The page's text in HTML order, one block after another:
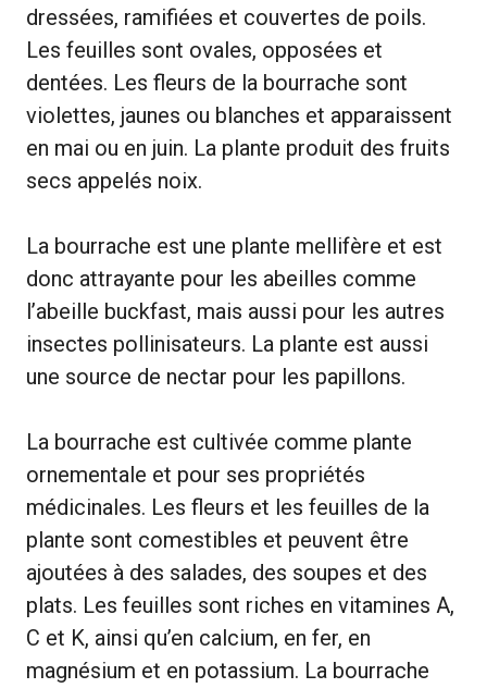
dressées, ramifiées et couvertes de poils.
Les feuilles sont ovales, opposées et
dentées. Les fleurs de la bourrache sont
violettes, jaunes ou blanches et apparaissent
en mai ou en juin. La plante produit des fruits
secs appelés noix.
La bourrache est une plante mellifère et est
donc attrayante pour les abeilles comme
l’abeille buckfast, mais aussi pour les autres
insectes pollinisateurs. La plante est aussi
une source de nectar pour les papillons.
La bourrache est cultivée comme plante
ornementale et pour ses propriétés
médicinales. Les fleurs et les feuilles de la
plante sont comestibles et peuvent être
ajoutées à des salades, des soupes et des
plats. Les feuilles sont riches en vitamines A,
C et K, ainsi qu’en calcium, en fer, en
magnésium et en potassium. La bourrache